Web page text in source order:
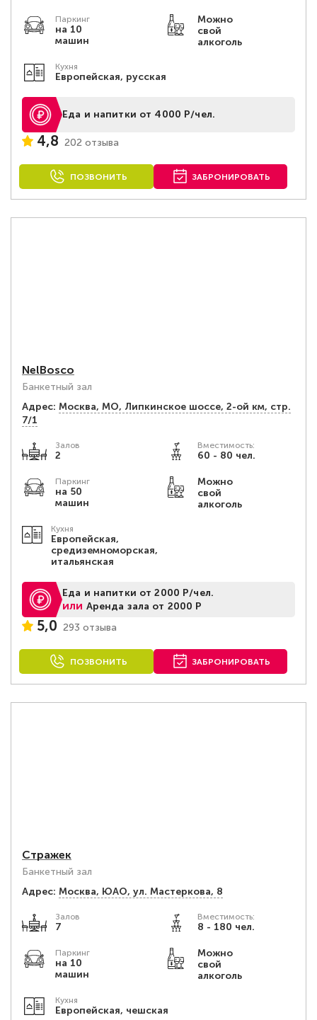
Паркинг
на 10
машин
Можно
свой
алкоголь
Кухня
Европейская, русская
Еда и напитки от 4000 Р/чел.
4,8 202 отзыва
ПОЗВОНИТЬ ЗАБРОНИРОВАТЬ
NelBosco
Банкетный зал
Адрес: Москва, МО, Липкинское шоссе, 2-ой км, стр.
7/1
Залов
2
Вместимость:
60 - 80 чел.
Паркинг
на 50
машин
Можно
свой
алкоголь
Кухня
Европейская,
средиземноморская,
итальянская
Еда и напитки от 2000 Р/чел.
или Аренда зала от 2000 Р
5,0 293 отзыва
ПОЗВОНИТЬ ЗАБРОНИРОВАТЬ
Стражек
Банкетный зал
Адрес: Москва, ЮАО, ул. Мастеркова, 8
Залов
7
Вместимость:
8 - 180 чел.
Паркинг
на 10
машин
Можно
свой
алкоголь
Кухня
Европейская, чешская